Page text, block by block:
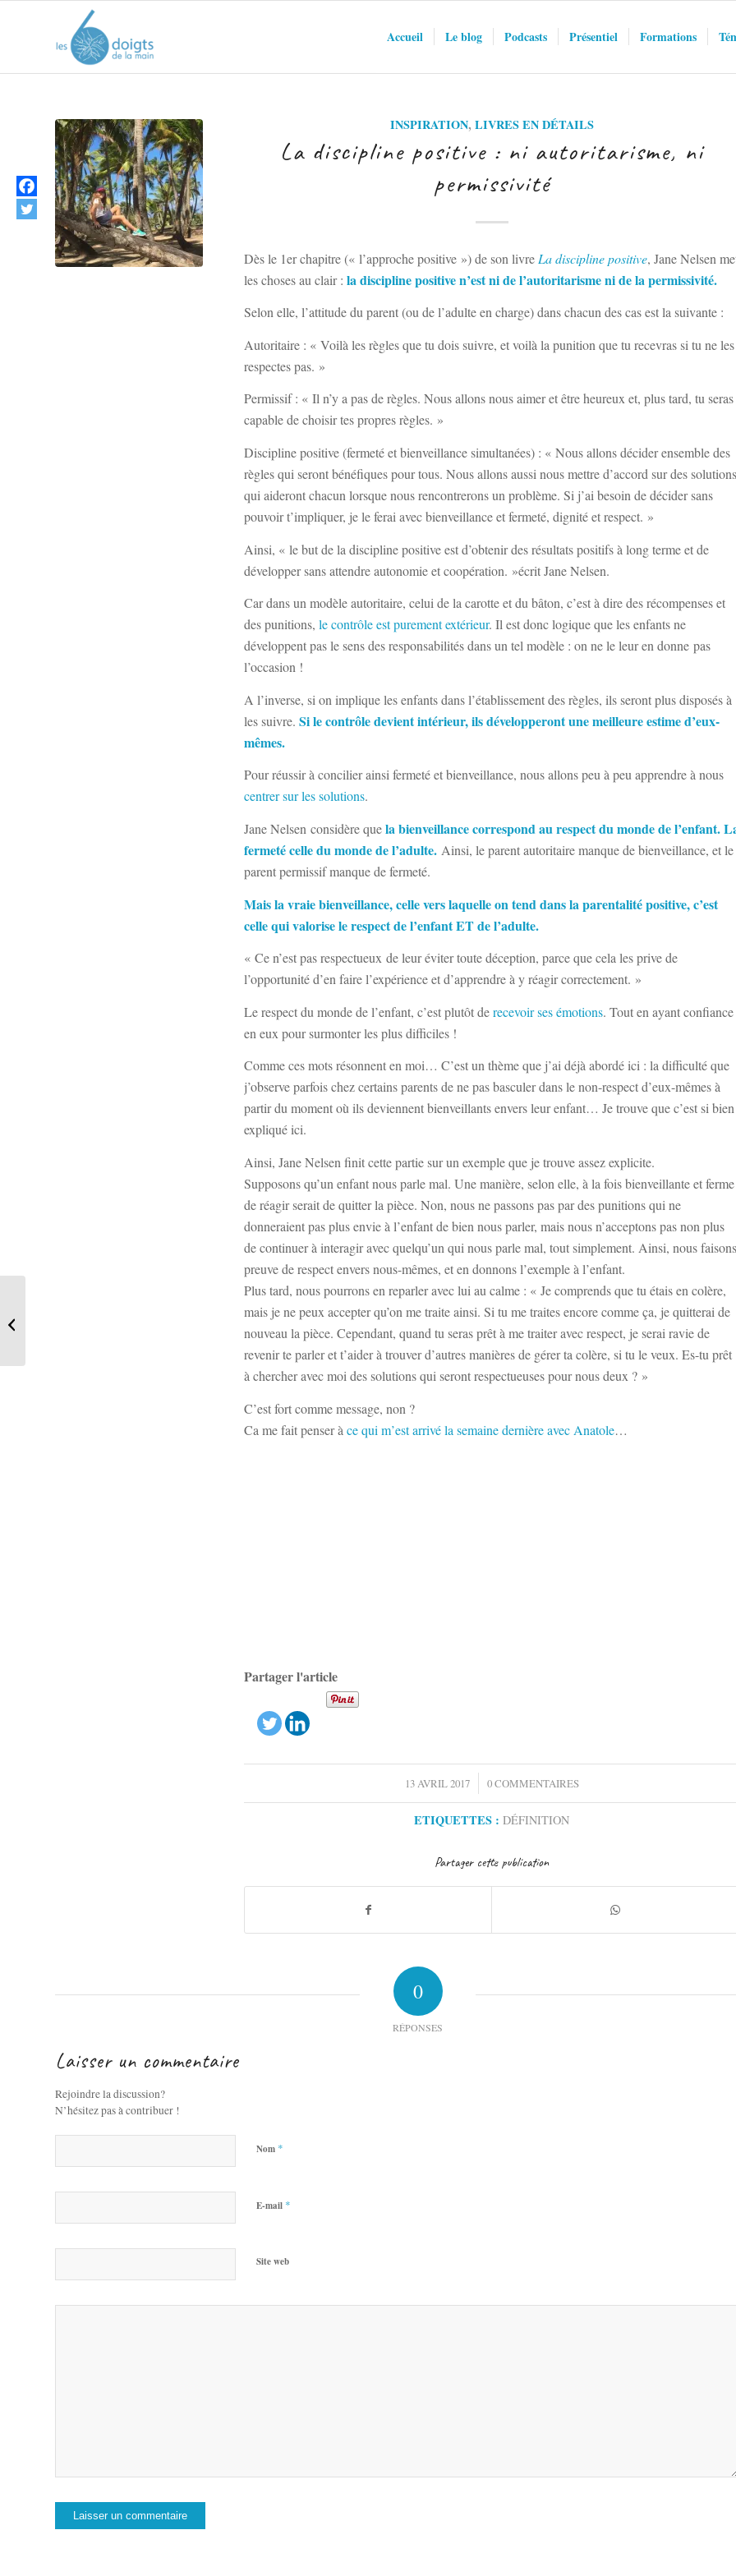
Accueil Le blog Podcasts Présentiel Formations
INSPIRATION, LIVRES EN DÉTAILS
La discipline positive : ni autoritarisme, ni
permissivité
Dès le 1er chapitre (« l’approche positive ») de son livre La discipline positive, Jane Nelsen
les choses au clair : la discipline positive n’est ni de l’autoritarisme ni de la permissivité.
Selon elle, l’attitude du parent (ou de l’adulte en charge) dans chacun des cas est la suivante :
Autoritaire : « Voilà les règles que tu dois suivre, et voilà la punition que tu recevras si tu ne les
respectes pas. »
Permissif : « Il n’y a pas de règles. Nous allons nous aimer et être heureux et, plus tard, tu seras
capable de choisir tes propres règles. »
Discipline positive (fermeté et bienveillance simultanées) : « Nous allons décider ensemble des
règles qui seront bénéfiques pour tous. Nous allons aussi nous mettre d’accord sur des solutions
qui aideront chacun lorsque nous rencontrerons un problème. Si j’ai besoin de décider sans
pouvoir t’impliquer, je le ferai avec bienveillance et fermeté, dignité et respect. »
Ainsi, « le but de la discipline positive est d’obtenir des résultats positifs à long terme et de
développer sans attendre autonomie et coopération. »écrit Jane Nelsen.
Car dans un modèle autoritaire, celui de la carotte et du bâton, c’est à dire des récompenses et
des punitions, le contrôle est purement extérieur. Il est donc logique que les enfants ne
développent pas le sens des responsabilités dans un tel modèle : on ne le leur en donne pas
l’occasion !
A l’inverse, si on implique les enfants dans l’établissement des règles, ils seront plus disposés à
les suivre. Si le contrôle devient intérieur, ils développeront une meilleure estime d’eux-
mêmes.
Pour réussir à concilier ainsi fermeté et bienveillance, nous allons peu à peu apprendre à nous
centrer sur les solutions.
Jane Nelsen considère quela bienveillance correspond au respect du monde de l’enfant.
fermeté celle du monde de l’adulte. Ainsi, le parent autoritaire manque de bienveillance, et le
parent permissif manque de fermeté.
Mais la vraie bienveillance, celle vers laquelle on tend dans la parentalité positive, c’est
celle qui valorise le respect de l’enfant ET de l’adulte.
« Ce n’est pas respectueux de leur éviter toute déception, parce que cela les prive de
l’opportunité d’en faire l’expérience et d’apprendre à y réagir correctement. »
Le respect du monde de l’enfant, c’est plutôt derecevoir ses émotions. Tout en ayant confiance
en eux pour surmonter les plus difficiles !
Comme ces mots résonnent en moi… C’est un thème que j’ai déjà abordé ici : la difficulté que
j’observe parfois chez certains parents de ne pas basculer dans le non-respect d’eux-mêmes à
partir du moment où ils deviennent bienveillants envers leur enfant… Je trouve que c’est si bien
expliqué ici.
Ainsi, Jane Nelsen finit cette partie sur un exemple que je trouve assez explicite.
Supposons qu’un enfant nous parle mal. Une manière, selon elle, à la fois bienveillante et ferme
de réagir serait de quitter la pièce. Non, nous ne passons pas par des punitions qui ne
donneraient pas plus envie à l’enfant de bien nous parler, mais nous n’acceptons pas non plus
de continuer à interagir avec quelqu’un qui nous parle mal, tout simplement. Ainsi, nous faisons
preuve de respect envers nous-mêmes, et en donnons l’exemple à l’enfant.
Plus tard, nous pourrons en reparler avec lui au calme : « Je comprends que tu étais en colère,
mais je ne peux accepter qu’on me traite ainsi. Si tu me traites encore comme ça, je quitterai de
nouveau la pièce. Cependant, quand tu seras prêt à me traiter avec respect, je serai ravie de
revenir te parler et t’aider à trouver d’autres manières de gérer ta colère, si tu le veux. Es-tu prêt
à chercher avec moi des solutions qui seront respectueuses pour nous deux ? »
C’est fort comme message, non ?
Ca me fait penser à ce qui m’est arrivé la semaine dernière avec Anatole…
Partager l'article
13 AVRIL 2017
/ 0 COMMENTAIRES
ETIQUETTES : DÉFINITION
Partager cette publication
0
RÉPONSES
Laisser un commentaire
Rejoindre la discussion?
N’hésitez pas à contribuer !
Nom *
E-mail *
Site web